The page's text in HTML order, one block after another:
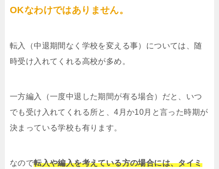
OKなわけではありません。
転入（中退期間なく学校を変える事）については、随
時受け入れてくれる高校が多め。
一方編入（一度中退した期間が有る場合）だと、いつ
でも受け入れてくれる所と、4月か10月と言った時期が
決まっている学校も有ります。
なので転入や編入を考えている方の場合には、タイミ